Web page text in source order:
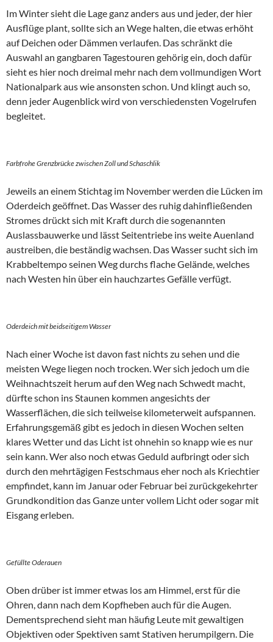
Im Winter sieht die Lage ganz anders aus und jeder, der hier
Ausflüge plant, sollte sich an Wege halten, die etwas erhöht
auf Deichen oder Dämmen verlaufen. Das schränkt die
Auswahl an gangbaren Tagestouren gehörig ein, doch dafür
sieht es hier noch dreimal mehr nach dem vollmundigen Wort
Nationalpark aus wie ansonsten schon. Und klingt auch so,
denn jeder Augenblick wird von verschiedensten Vogelrufen
begleitet.
Farbfrohe Grenzbrücke zwischen Zoll und Schaschlik
Jeweils an einem Stichtag im November werden die Lücken im
Oderdeich geöffnet. Das Wasser des ruhig dahinfließenden
Stromes drückt sich mit Kraft durch die sogenannten
Auslassbauwerke und lässt Seitentriebe ins weite Auenland
austreiben, die beständig wachsen. Das Wasser sucht sich im
Krabbeltempo seinen Weg durchs flache Gelände, welches
nach Westen hin über ein hauchzartes Gefälle verfügt.
Oderdeich mit beidseitigem Wasser
Nach einer Woche ist davon fast nichts zu sehen und die
meisten Wege liegen noch trocken. Wer sich jedoch um die
Weihnachtszeit herum auf den Weg nach Schwedt macht,
dürfte schon ins Staunen kommen angesichts der
Wasserflächen, die sich teilweise kilometerweit aufspannen.
Erfahrungsgemäß gibt es jedoch in diesen Wochen selten
klares Wetter und das Licht ist ohnehin so knapp wie es nur
sein kann. Wer also noch etwas Geduld aufbringt oder sich
durch den mehrtägigen Festschmaus eher noch als Kriechtier
empfindet, kann im Januar oder Februar bei zurückgekehrter
Grundkondition das Ganze unter vollem Licht oder sogar mit
Eisgang erleben.
Gefüllte Oderauen
Oben drüber ist immer etwas los am Himmel, erst für die
Ohren, dann nach dem Kopfheben auch für die Augen.
Dementsprechend sieht man häufig Leute mit gewaltigen
Objektiven oder Spektiven samt Stativen herumpilgern. Die